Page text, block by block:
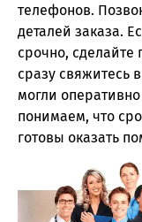
телефонов.
деталей заказа.
срочно,
сразу свяжитесь
могли
понимаем, что
готовы оказать